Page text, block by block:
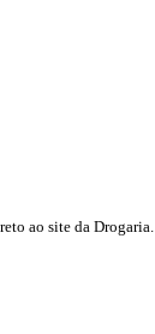
ao site da Drogaria.